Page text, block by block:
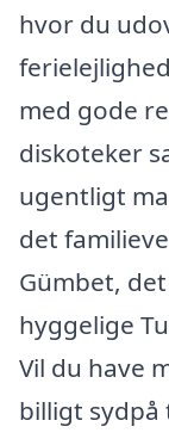
hvor du
med gode
diskoteker
ugentligt
det
Gümbet,
hyggelige
Vil du have
billigt